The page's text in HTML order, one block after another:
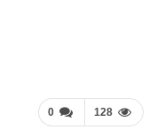
0 128